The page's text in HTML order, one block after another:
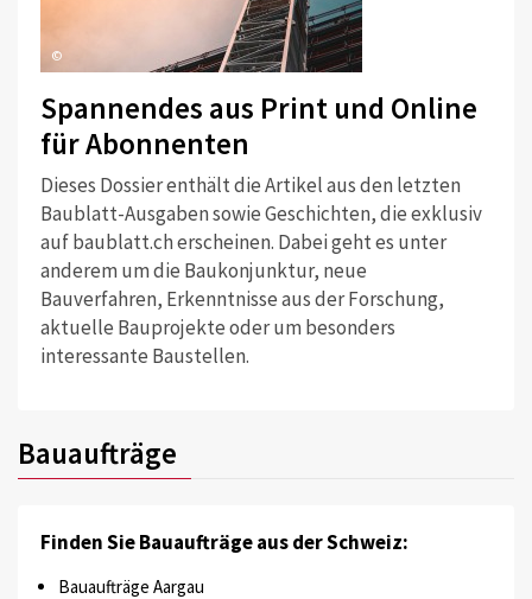
©
Spannendes aus Print und Online
für Abonnenten
Dieses Dossier enthält die Artikel aus den letzten
Baublatt-Ausgaben sowie Geschichten, die exklusiv
auf baublatt.ch erscheinen. Dabei geht es unter
anderem um die Baukonjunktur, neue
Bauverfahren, Erkenntnisse aus der Forschung,
aktuelle Bauprojekte oder um besonders
interessante Baustellen.
Bauaufträge
Finden Sie Bauaufträge aus der Schweiz:
Bauaufträge Aargau